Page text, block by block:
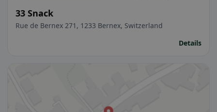
33 Snack
Rue de Bernex 271, 1233 Bernex, Switzerland
Details